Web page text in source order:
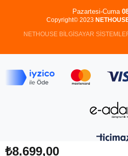
₺8.699,00
Copyright© 2023
NETHOUSE BİLGİSAYAR
Pazartesi-Cuma